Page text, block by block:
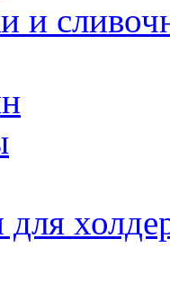
и
для